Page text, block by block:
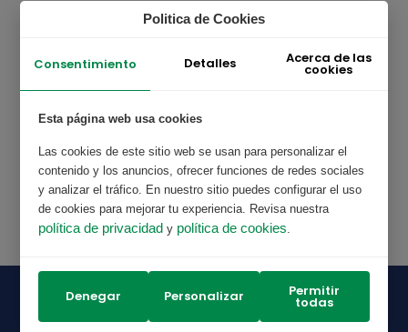
NOSOTROS
Politica de Cookies
Consentimiento Detalles Acerca de las
cookies
Esta página web usa cookies
Las cookies de este sitio web se usan para personalizar el
contenido y los anuncios, ofrecer funciones de redes sociales
y analizar el tráfico. En nuestro sitio puedes configurar el uso
de cookies para mejorar tu experiencia. Revisa nuestra
política de privacidady política de cookies
Denegar Personalizar Permitir
todas